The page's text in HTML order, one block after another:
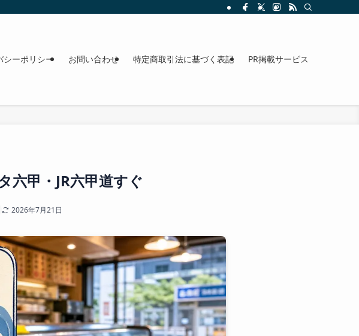
かけ情報を日程順に整理。料金、駐車場、アクセスも確認できます。
シーポリシー お問い合わせ 特定商取引法に基づく表記 PR掲載サービス
六甲・JR六甲道すぐ
2026年7月21日